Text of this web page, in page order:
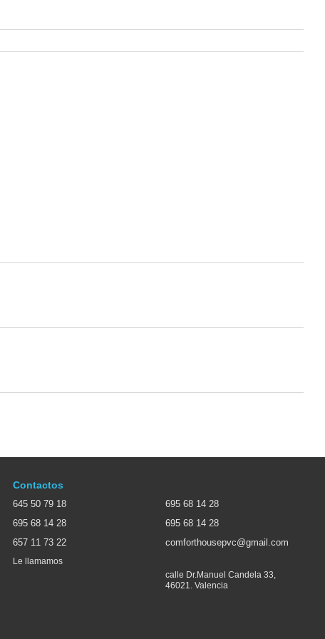
Contactos
645 50 79 18
695 68 14 28
657 11 73 22
Le llamamos
695 68 14 28
695 68 14 28
comforthousepvc@gmail.com
calle Dr.Manuel Candela 33,
46021. Valencia